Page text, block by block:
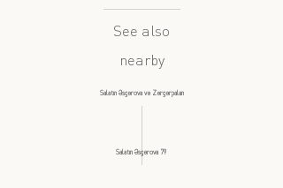
See also
nearby
Salatın Əsgərova və Zərgərpalan
Salatın Əsgərova 79